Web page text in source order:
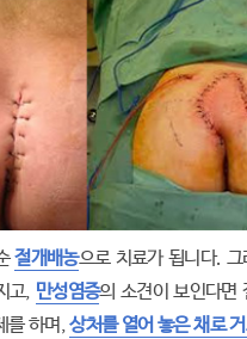
절개배농으로 치료가 됩니다.
고, 만성염증의 소견이 보인다면
를 하며,상처를 열어 놓은 채로